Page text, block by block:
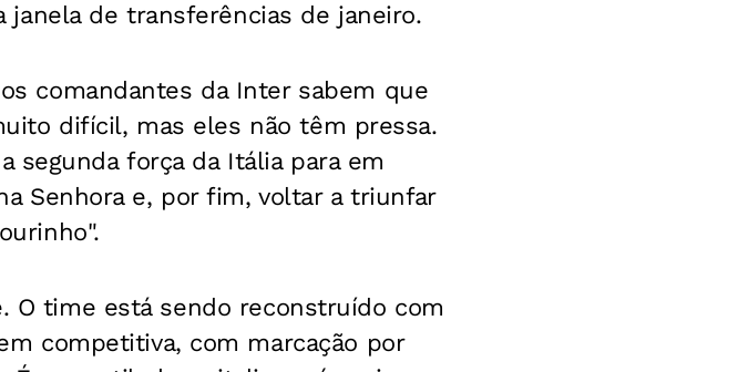
janela de transferências de janeiro.
comandantes da Inter sabem que
difícil, mas eles não têm pressa.
segunda força da Itália para em
Senhora e, por fim, voltar a triunfar
O time está sendo reconstruído com
competitiva, com marcação por